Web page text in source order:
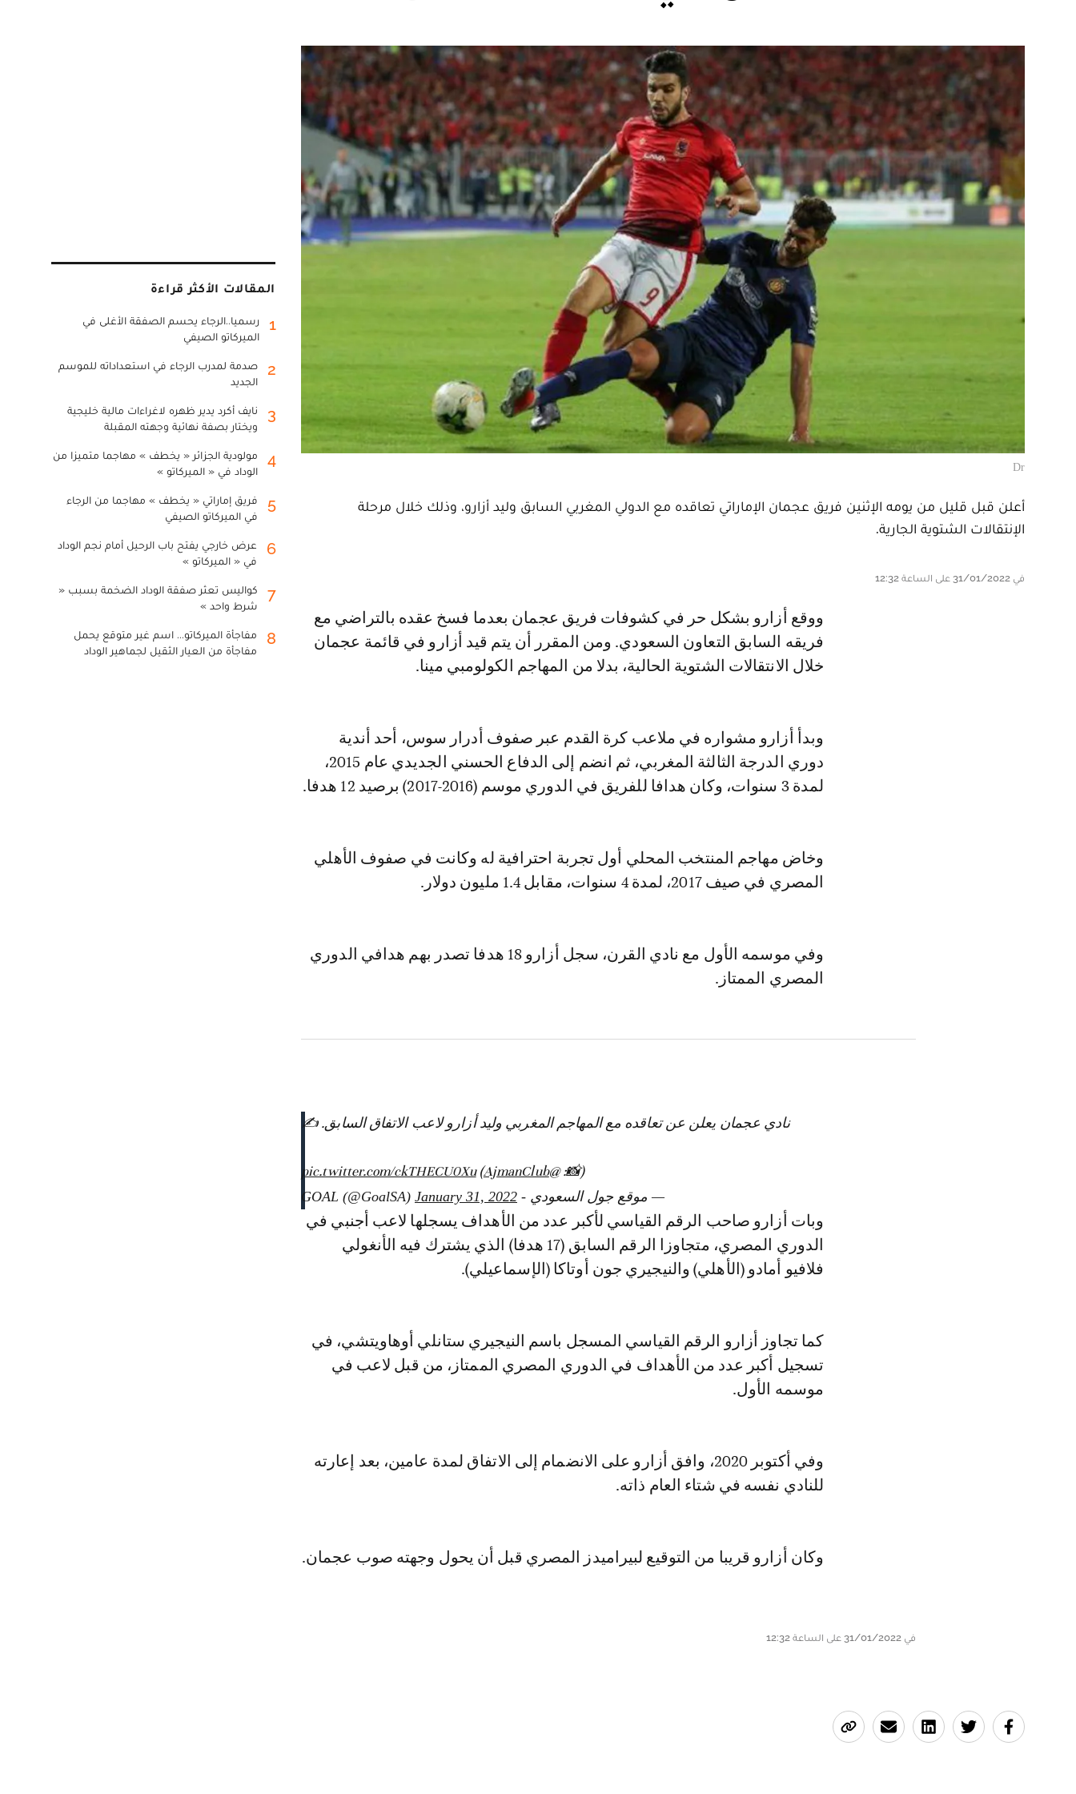
Dr
أعلن قبل قليل من يومه الإثنين فريق عجمان الإماراتي تعاقده مع الدولي المغربي السابق وليد أزارو، وذلك خلال مرحلة
الإنتقالات الشتوية الجارية.
في 31/01/2022 على الساعة 12:32
ووقع أزارو بشكل حر في كشوفات فريق عجمان بعدما فسخ عقده بالتراضي مع
فريقه السابق التعاون السعودي. ومن المقرر أن يتم قيد أزارو في قائمة عجمان
خلال الانتقالات الشتوية الحالية، بدلا من المهاجم الكولومبي مينا.
وبدأ أزارو مشواره في ملاعب كرة القدم عبر صفوف أدرار سوس، أحد أندية
دوري الدرجة الثالثة المغربي، ثم انضم إلى الدفاع الحسني الجديدي عام 2015،
لمدة 3 سنوات، وكان هدافا للفريق في الدوري موسم (2016-2017) برصيد 12 هدفا.
وخاض مهاجم المنتخب المحلي أول تجربة احترافية له وكانت في صفوف الأهلي
المصري في صيف 2017، لمدة 4 سنوات، مقابل 1.4 مليون دولار.
وفي موسمه الأول مع نادي القرن، سجل أزارو 18 هدفا تصدر بهم هدافي الدوري
المصري الممتاز.
نادي عجمان يعلن عن تعاقده مع المهاجم المغربي وليد أزارو لاعب الاتفاق السابق. ✍️
(📸:
@AjmanClub
)
pic.twitter.com/ckTHECU0Xu
— موقع جول السعودي - GOAL (@GoalSA) January 31, 2022
وبات أزارو صاحب الرقم القياسي لأكبر عدد من الأهداف يسجلها لاعب أجنبي في
الدوري المصري، متجاوزا الرقم السابق (17 هدفا) الذي يشترك فيه الأنغولي
فلافيو أمادو (الأهلي) والنيجيري جون أوتاكا (الإسماعيلي).
كما تجاوز أزارو الرقم القياسي المسجل باسم النيجيري ستانلي أوهاويتشي، في
تسجيل أكبر عدد من الأهداف في الدوري المصري الممتاز، من قبل لاعب في
موسمه الأول.
وفي أكتوبر 2020، وافق أزارو على الانضمام إلى الاتفاق لمدة عامين، بعد إعارته
للنادي نفسه في شتاء العام ذاته.
وكان أزارو قريبا من التوقيع لبيراميدز المصري قبل أن يحول وجهته صوب عجمان.
في 31/01/2022 على الساعة 12:32
المقالات الأكثر قراءة
1
رسميا..الرجاء يحسم الصفقة الأغلى في
الميركاتو الصيفي
2
صدمة لمدرب الرجاء في استعداداته للموسم
الجديد
3
نايف أكرد يدير ظهره لاغراءات مالية خليجية
ويختار بصفة نهائية وجهته المقبلة
4
مولودية الجزائر « يخطف » مهاجما متميزا من
الوداد في « الميركاتو »
5
فريق إماراتي « يخطف » مهاجما من الرجاء
في الميركاتو الصيفي
6
عرض خارجي يفتح باب الرحيل أمام نجم الوداد
في « الميركاتو »
7
كواليس تعثر صفقة الوداد الضخمة بسبب «
شرط واحد »
8
مفاجأة الميركاتو... اسم غير متوقع يحمل
مفاجأة من العيار الثقيل لجماهير الوداد